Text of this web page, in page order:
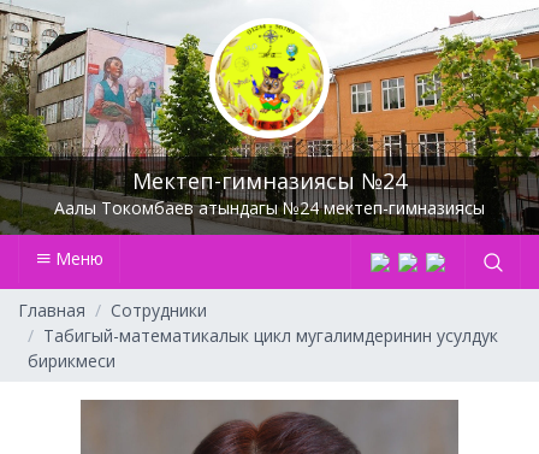
Мектеп-гимназиясы №24
Аалы Токомбаев атындагы №24 мектеп-гимназиясы
Меню
Главная
Сотрудники
Табигый-математикалык цикл мугалимдеринин усулдук
бирикмеси